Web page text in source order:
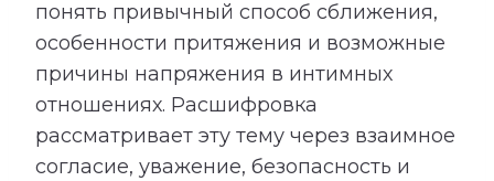
понять привычный способ сближения,
особенности притяжения и возможные
причины напряжения в интимных
отношениях. Расшифровка
рассматривает эту тему через взаимное
согласие, уважение, безопасность и